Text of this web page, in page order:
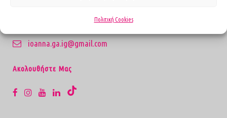
Πολιτική Cookies
ioanna.ga.ig@gmail.com
Aκολουθήστε Μας